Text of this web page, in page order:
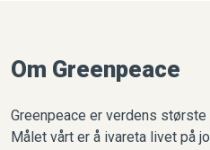
Om Greenpeace
Greenpeace er verdens
Målet vårt er å ivareta livet på